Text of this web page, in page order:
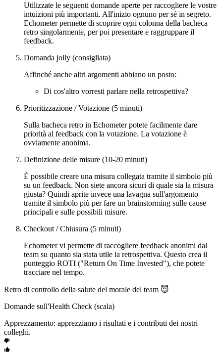
Utilizzate le seguenti domande aperte per raccogliere le vostre
intuizioni più importanti. All'inizio ognuno per sé in segreto.
Echometer permette di scoprire ogni colonna della bacheca
retro singolarmente, per poi presentare e raggruppare il
feedback.
Domanda jolly (consigliata)
Affinché anche altri argomenti abbiano un posto:
Di cos'altro vorresti parlare nella retrospettiva?
Prioritizzazione / Votazione (5 minuti)
Sulla bacheca retro in Echometer potete facilmente dare
priorità al feedback con la votazione. La votazione è
ovviamente anonima.
Definizione delle misure (10-20 minuti)
È possibile creare una misura collegata tramite il simbolo più
su un feedback. Non siete ancora sicuri di quale sia la misura
giusta? Quindi aprite invece una lavagna sull'argomento
tramite il simbolo più per fare un brainstorming sulle cause
principali e sulle possibili misure.
Checkout / Chiusura (5 minuti)
Echometer vi permette di raccogliere feedback anonimi dal
team su quanto sia stata utile la retrospettiva. Questo crea il
punteggio ROTI ("Return On Time Invested"), che potete
tracciare nel tempo.
Retro di controllo della salute del morale del team 😇
Domande sull'Health Check (scala)
Apprezzamento: apprezziamo i risultati e i contributi dei nostri
colleghi.